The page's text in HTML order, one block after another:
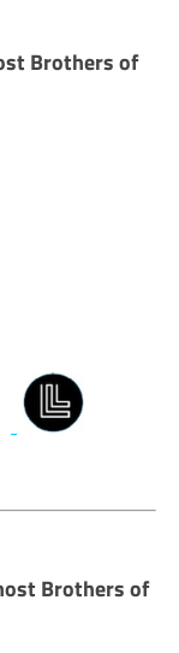
Brothers of
Brothers of